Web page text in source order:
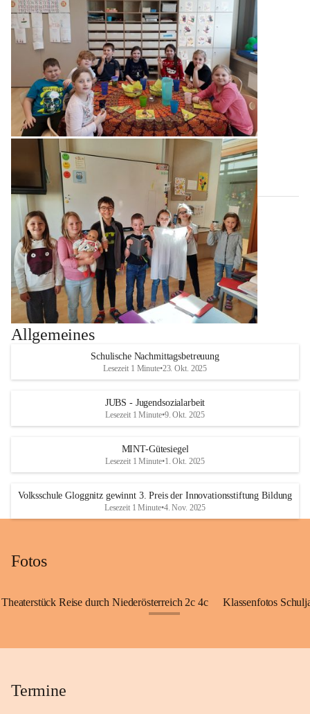
Allgemeines
Schulische Nachmittagsbetreuung
Lesezeit 1 Minute•23. Okt. 2025
JUBS - Jugendsozialarbeit
Lesezeit 1 Minute•9. Okt. 2025
MINT-Gütesiegel
Lesezeit 1 Minute•1. Okt. 2025
Volksschule Gloggnitz gewinnt 3. Preis der Innovationsstiftung Bildung
Lesezeit 1 Minute•4. Nov. 2025
Fotos
Theaterstück Reise durch Niederösterreich 2c 4c Klassenfotos
Termine